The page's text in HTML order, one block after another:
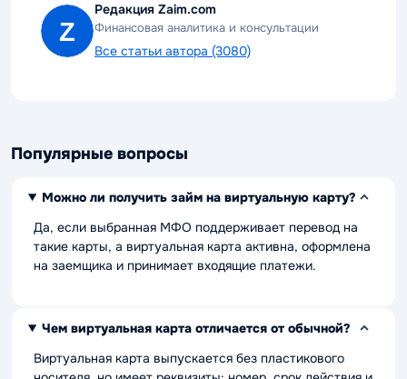
Редакция Zaim.com
Финансовая аналитика и консультации
Все статьи автора (3080)
Популярные вопросы
Можно ли получить займ на виртуальную карту?
Да, если выбранная МФО поддерживает перевод на
такие карты, а виртуальная карта активна, оформлена
на заемщика и принимает входящие платежи.
Чем виртуальная карта отличается от обычной?
Виртуальная карта выпускается без пластикового